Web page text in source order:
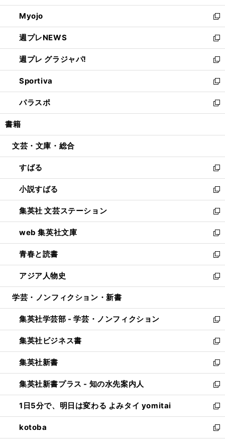
開
く
ウ
で
開
く
ン
ド
ウ
で
開
く
ウ
ィ
ン
ド
ウ
で
開
く
Myojo
新
し
い
ウ
ィ
ン
ド
ウ
で
開
週プレNEWS
新
し
い
ウ
ィ
ン
ド
ウ
開
週プレ グラジャパ!
新
し
い
ウ
ィ
ン
ウ
開
く
Sportiva
新
し
い
ウ
ン
ウ
で
開
く
パラスポ
新
し
ウ
ン
ド
ウ
で
開
く
書籍
文芸・文庫・総合
すばる
新
し
い
ウ
ィ
ン
ド
ウ
で
開
く
小説すばる
新
し
い
ウ
ィ
ン
ド
ウ
で
開
集英社 文芸ステーション
新
し
い
ウ
ィ
ン
ド
ウ
開
く
web 集英社文庫
新
し
い
ウ
ィ
ン
ウ
で
開
く
青春と読書
新
し
い
ウ
ン
ド
ウ
で
開
く
アジア人物史
新
し
ウ
ィ
ン
ド
ウ
で
開
く
学芸・ノンフィクション・新書
集英社学芸部 - 学芸・ノンフィクション
新
し
い
ウ
ィ
ン
ド
ウ
で
開
く
集英社ビジネス書
新
し
い
ウ
ィ
ン
ド
ウ
で
集英社新書
新
し
い
ウ
ィ
ン
ド
集英社新書プラス - 知の水先案内人
新
し
い
ウ
ィ
1日5分で、明日は変わる よみタイ yomitai
新
し
い
kotoba
新